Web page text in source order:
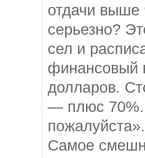
отдачи выше
серьезно?
сел и
финансовый
долларов.
— плюс 70%.
пожалуйста».
Самое